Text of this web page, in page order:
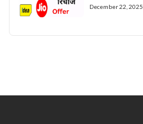
December 22, 2025